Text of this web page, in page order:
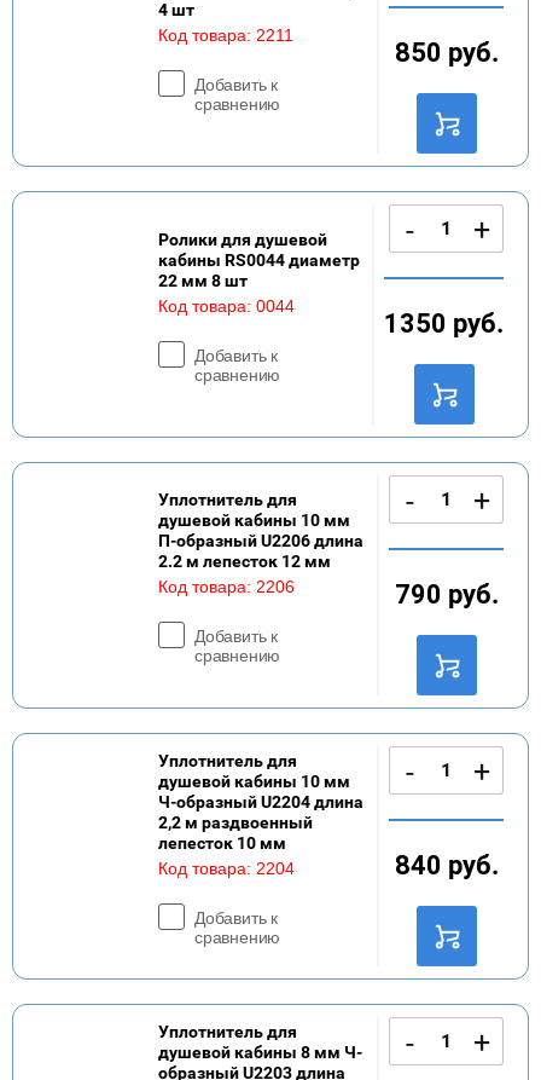
Код товара: 2211
Добавить к
сравнению
4 шт
850 руб.
Код товара: 0044
Добавить к
сравнению
Ролики для душевой
кабины RS0044 диаметр
22 мм 8 шт
- +
1350 руб.
Код товара: 2206
Добавить к
сравнению
Уплотнитель для
душевой кабины 10 мм
П-образный U2206 длина
2.2 м лепесток 12 мм
- +
790 руб.
Код товара: 2204
Добавить к
сравнению
Уплотнитель для
душевой кабины 10 мм
Ч-образный U2204 длина
2,2 м раздвоенный
лепесток 10 мм
- +
840 руб.
Уплотнитель для
душевой кабины 8 мм Ч-
образный U2203 длина
- +